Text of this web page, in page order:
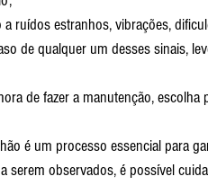
ruídos estranhos, vibrações,
de qualquer um desses sinais,
de fazer a manutenção, escolha
é um processo essencial para
serem observados, é possível